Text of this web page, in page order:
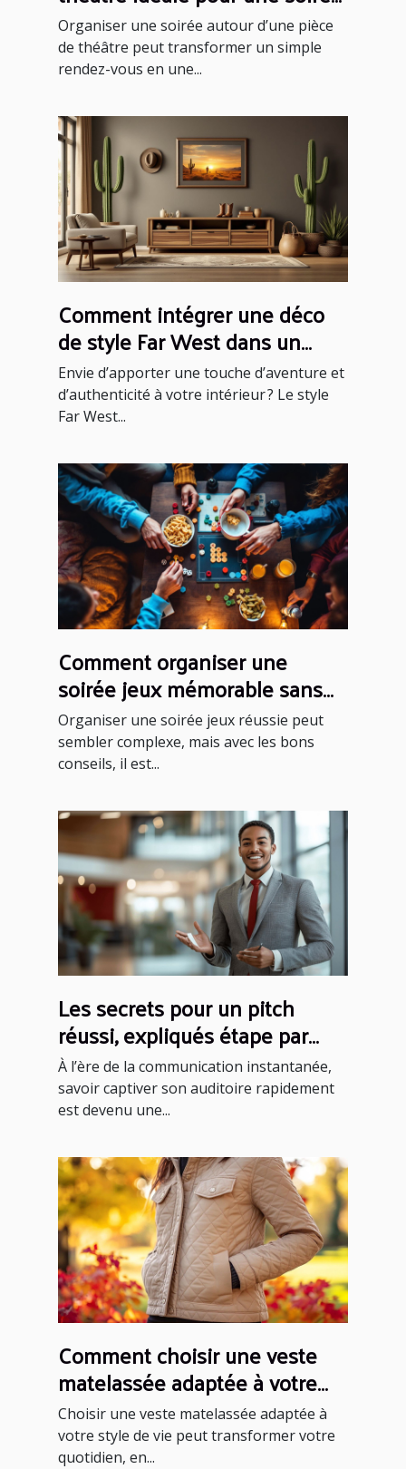
réussie ?
Organiser une soirée autour d’une pièce
de théâtre peut transformer un simple
rendez-vous en une...
Comment intégrer une déco
de style Far West dans un
intérieur moderne ?
Envie d’apporter une touche d’aventure et
d’authenticité à votre intérieur ? Le style
Far West...
Comment organiser une
soirée jeux mémorable sans
effort ?
Organiser une soirée jeux réussie peut
sembler complexe, mais avec les bons
conseils, il est...
Les secrets pour un pitch
réussi, expliqués étape par
étape
À l’ère de la communication instantanée,
savoir captiver son auditoire rapidement
est devenu une...
Comment choisir une veste
matelassée adaptée à votre
style de vie ?
Choisir une veste matelassée adaptée à
votre style de vie peut transformer votre
quotidien, en...